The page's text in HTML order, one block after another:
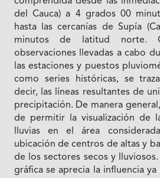
del Cauca) a 4 grados 00
hasta las cercanías de Supía
minutos de latitud norte.
observaciones llevadas a cabo
las estaciones y puestos
como series históricas, se
decir, las líneas resultantes de
precipitación. De manera
de permitir la visualización de
lluvias en el área
ubicación de centros de altas y
de los sectores secos y
gráfica se aprecia la influencia